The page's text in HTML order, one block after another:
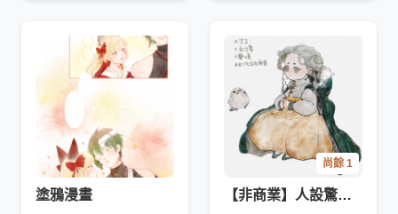
塗鴉漫畫
尚餘 1
【非商業】人設驚喜包